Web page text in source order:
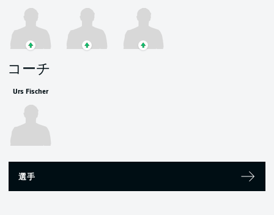
コーチ
Urs Fischer
選手